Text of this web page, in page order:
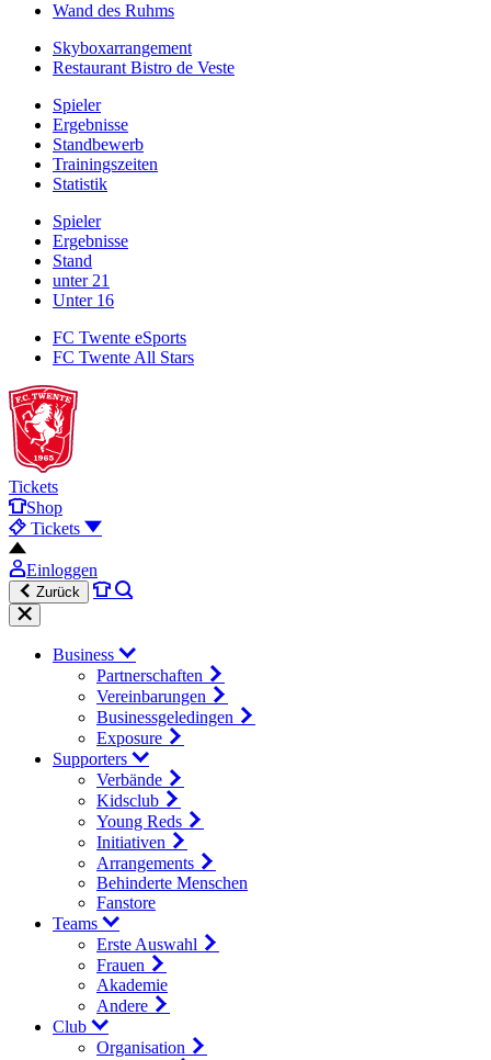
Wand des Ruhms
Skyboxarrangement
Restaurant Bistro de Veste
Spieler
Ergebnisse
Standbewerb
Trainingszeiten
Statistik
Spieler
Ergebnisse
Stand
unter 21
Unter 16
FC Twente eSports
FC Twente All Stars
Tickets
Shop
Tickets
Einloggen
Zurück
Business
Partnerschaften
Vereinbarungen
Businessgeledingen
Exposure
Supporters
Verbände
Kidsclub
Young Reds
Initiativen
Arrangements
Behinderte Menschen
Fanstore
Teams
Erste Auswahl
Frauen
Akademie
Andere
Club
Organisation